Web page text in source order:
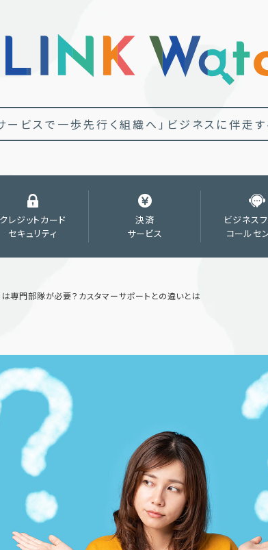
ービスで一歩先行く組織へ」 ビジネスに伴走
クレジットカード
セキュリティ
決済
サービス
ビジネス
コールセ
専門部隊が必要？カスタマーサポートとの違いとは